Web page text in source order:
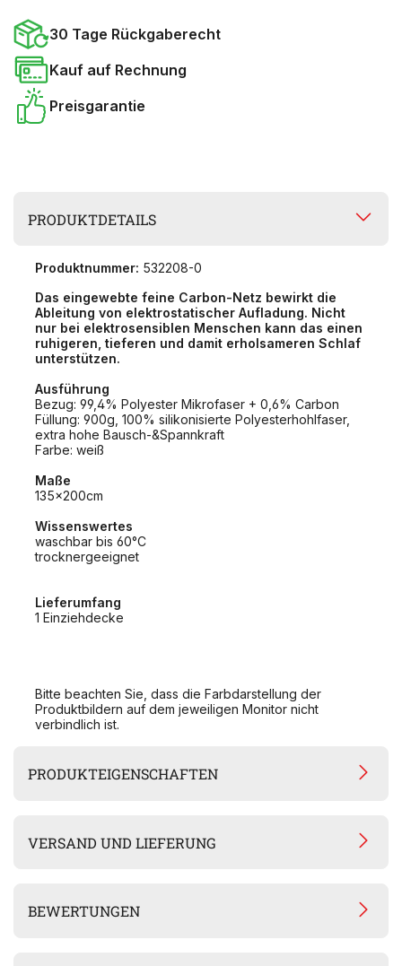
30 Tage Rückgaberecht
Kauf auf Rechnung
Preisgarantie
PRODUKTDETAILS
Produktnummer: 532208-0
Das eingewebte feine Carbon-Netz bewirkt die
Ableitung von elektrostatischer Aufladung. Nicht
nur bei elektrosensiblen Menschen kann das einen
ruhigeren, tieferen und damit erholsameren Schlaf
unterstützen.
Ausführung
Bezug: 99,4% Polyester Mikrofaser + 0,6% Carbon
Füllung: 900g, 100% silikonisierte Polyesterhohlfaser,
extra hohe Bausch-&Spannkraft
Farbe: weiß
Maße
135x200cm
Wissenswertes
waschbar bis 60°C
trocknergeeignet
Lieferumfang
1 Einziehdecke
Bitte beachten Sie, dass die Farbdarstellung der
Produktbildern auf dem jeweiligen Monitor nicht
verbindlich ist.
PRODUKTEIGENSCHAFTEN
VERSAND UND LIEFERUNG
BEWERTUNGEN